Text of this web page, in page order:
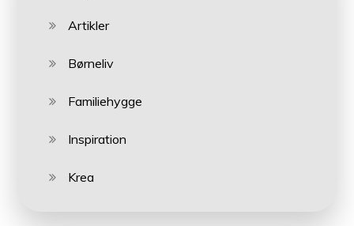
Artikler
Børneliv
Familiehygge
Inspiration
Krea